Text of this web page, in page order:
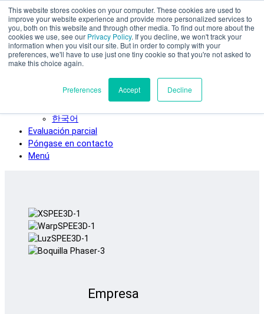
This website stores cookies on your computer. These cookies are used to
improve your website experience and provide more personalized services to
you, both on this website and through other media. To find out more about the
cookies we use, see our Privacy Policy. If you decline, we won't track your
information when you visit our site. But in order to comply with your
preferences, we'll have to use just one tiny cookie so that you're not asked to
make this choice again.
Preferences Accept Decline
Ir al contenido principal
SPEE3D
Español
English
Deutsch
Italiano
한국어
Evaluación parcial
Póngase en contacto
Menú
Empresa